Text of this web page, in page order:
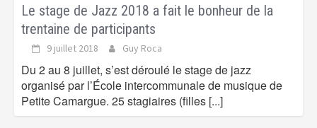
Le stage de Jazz 2018 a fait le bonheur de la
trentaine de participants
9 juillet 2018 Guy Roca
Du 2 au 8 juillet, s’est déroulé le stage de jazz
organisé par l’École intercommunale de musique de
Petite Camargue. 25 stagiaires (filles [...]